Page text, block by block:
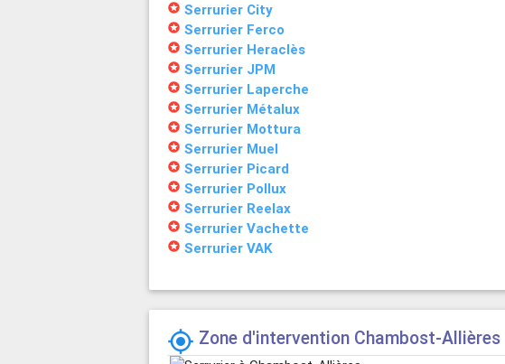
stars Serrurier City
stars Serrurier Ferco
stars Serrurier Heraclès
stars Serrurier JPM
stars Serrurier Laperche
stars Serrurier Métalux
stars Serrurier Mottura
stars Serrurier Muel
stars Serrurier Picard
stars Serrurier Pollux
stars Serrurier Reelax
stars Serrurier Vachette
stars Serrurier VAK
 Zone d'intervention Chambost-Allières